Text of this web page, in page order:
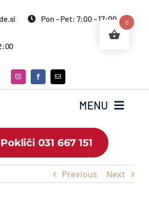
Pon – Pet: 7:00 – 17:00
MENU
Pokliči 031 667 151
Previous Next
0